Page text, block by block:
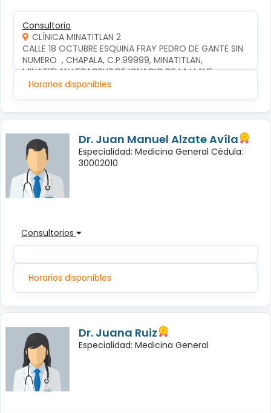
Consultorio
CLÍNICA MINATITLAN 2
CALLE 18 OCTUBRE ESQUINA FRAY PEDRO DE GANTE SIN
NUMERO  , CHAPALA, C.P.99999, MINATITLAN,
MINATITLAN,VERACRUZ DE IGNACIO DE LA LLAVE
Horarios disponibles
Dr. Juan Manuel Alzate Avíla
Especialidad: Medicina General Cédula:
30002010
Consultorios
Horarios disponibles
Dr. Juana Ruiz
Especialidad: Medicina General